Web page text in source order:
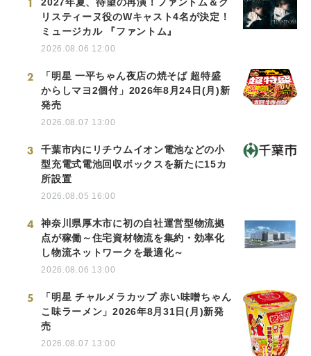
1
リスティーヌ役のWキャスト4名が決定！
ミュージカル 『ファントム』
2026.08.06 12:00
2
「明星 一平ちゃん夜店の焼そば 超特盛
からしマヨ2個付」2026年8月24日(月)新
発売
2026.08.07 13:00
3
千葉市内にリチウムイオン電池などの小
型充電式電池回収ボックスを新たに15カ
所設置
2026.08.05 16:00
4
神奈川県厚木市に初の自社運営型物流拠
点が稼働～住宅資材物流を集約・効率化
し物流ネットワークを最適化～
2026.08.06 13:00
5
「明星 チャルメラカップ 赤い味噌ちゃん
こ味ラーメン」2026年8月31日(月)新発
売
2026.08.07 13:00